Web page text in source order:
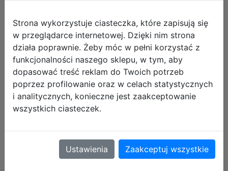
239,02 zł
DO KOSZYKA
Strona wykorzystuje ciasteczka, które zapisują się
w przeglądarce internetowej. Dzięki nim strona
działa poprawnie. Żeby móc w pełni korzystać z
funkcjonalności naszego sklepu, w tym, aby
dopasować treść reklam do Twoich potrzeb
poprzez profilowanie oraz w celach statystycznych
i analitycznych, konieczne jest zaakceptowanie
wszystkich ciasteczek.
Ustawienia Zaakceptuj wszystkie